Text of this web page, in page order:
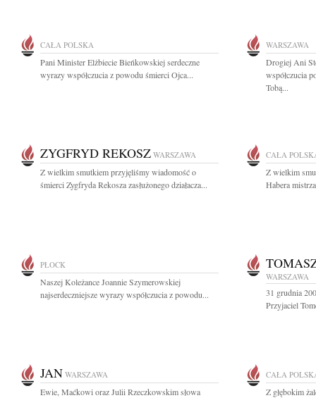
CAŁA POLSKA
Pani Minister Elżbiecie Bieńkowskiej serdeczne
wyrazy współczucia z powodu śmierci Ojca...
WARSZAWA
Drogiej Ani
współczucia
Tobą...
ZYGFRYD REKOSZ WARSZAWA
Z wielkim smutkiem przyjęliśmy wiadomość o
śmierci Zygfryda Rekosza zasłużonego działacza...
CAŁA
Z wielkim
Habera
PŁOCK
Naszej Koleżance Joannie Szymerowskiej
najserdeczniejsze wyrazy współczucia z powodu...
WARSZAWA
31 grudnia
Przyjaciel
JAN WARSZAWA
Ewie, Maćkowi oraz Julii Rzeczkowskim słowa
CAŁA
Z głębokim